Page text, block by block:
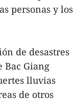
personas y los
de desastres
Bac Giang
lluvias
de otros